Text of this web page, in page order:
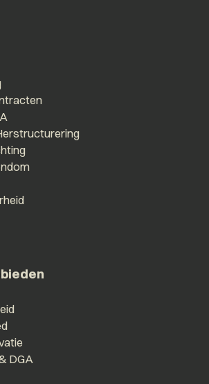
DGA